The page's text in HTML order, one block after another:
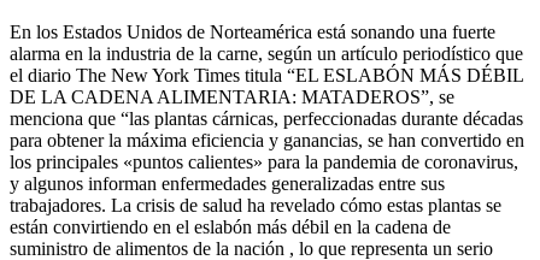
En los Estados Unidos de Norteamérica está sonando una fuerte
alarma en la industria de la carne, según un artículo periodístico que
el diario The New York Times titula “EL ESLABÓN MÁS DÉBIL
DE LA CADENA ALIMENTARIA: MATADEROS”, se
menciona que “las plantas cárnicas, perfeccionadas durante décadas
para obtener la máxima eficiencia y ganancias, se han convertido en
los principales «puntos calientes» para la pandemia de coronavirus,
y algunos informan enfermedades generalizadas entre sus
trabajadores. La crisis de salud ha revelado cómo estas plantas se
están convirtiendo en el eslabón más débil en la cadena de
suministro de alimentos de la nación , lo que representa un serio